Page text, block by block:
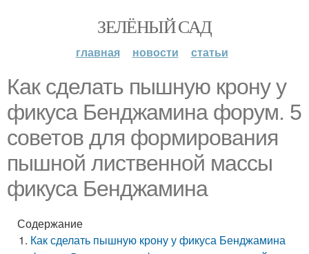
ЗЕЛЁНЫЙ САД
главная новости статьи
Как сделать пышную крону у
фикуса Бенджамина форум. 5
советов для формирования
пышной лиственной массы
фикуса Бенджамина
Содержание
Как сделать пышную крону у фикуса Бенджамина